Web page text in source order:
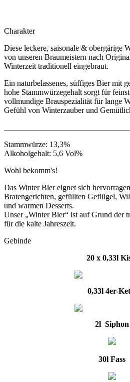
Charakter
Diese leckere, saisonale & obergärige
von unseren Braumeistern nach
Winterzeit traditionell eingebraut.
Ein naturbelassenes, süffiges Bier mit
hohe Stammwürzegehalt sorgt für
vollmundige Brauspezialität für lange
Gefühl von Winterzauber und
Stammwürze: 13,3%
Alkoholgehalt: 5,6 Vol%
Wohl bekomm's!
Das Winter Bier eignet sich
Bratengerichten, gefüllten Geflügel,
und warmen Desserts.
Unser „Winter Bier“ ist auf Grund der
für die kalte Jahreszeit.
Gebinde
20 x 0,33l
0,33l 4er-
2l Siphon
30l Fass